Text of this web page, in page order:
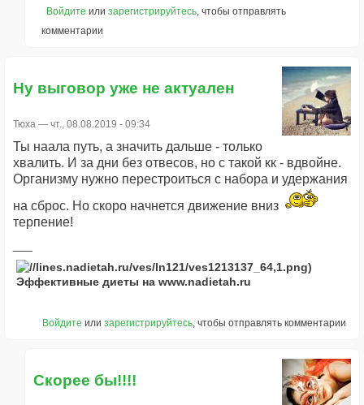
Войдите или зарегистрируйтесь , чтобы отправлять
комментарии
Ну выговор уже не актуален
Тюха — чт., 08.08.2019 - 09:34
Ты наала путь, а значить дальше - только
хвалить. И за дни без отвесов, но с такой кк - вдвойне.
Организму нужно перестроиться с набора и удержания
на сброс. Но скоро начнется движение вниз
терпение!
Эффективные диеты на www.nadietah.ru
Войдите или зарегистрируйтесь, чтобы отправлять комментарии
Скорее бы!!!!